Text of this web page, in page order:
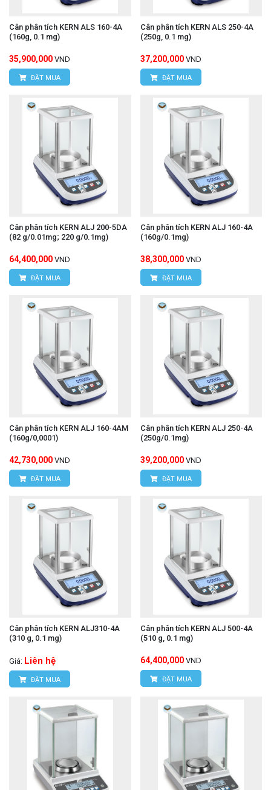
Cân phân tích KERN ALS 160-4A
(160g, 0.1 mg)
35,900,000 VND
ĐẶT MUA
Cân phân tích KERN ALS 250-4A
(250g, 0.1 mg)
37,200,000 VND
ĐẶT MUA
Cân phân tích KERN ALJ 200-5DA
(82 g/0.01mg; 220 g/0.1mg)
64,400,000 VND
ĐẶT MUA
Cân phân tích KERN ALJ 160-4A
(160g/0.1mg)
38,300,000 VND
ĐẶT MUA
Cân phân tích KERN ALJ 160-4AM
(160g/0,0001)
42,730,000 VND
ĐẶT MUA
Cân phân tích KERN ALJ 250-4A
(250g/0.1mg)
39,200,000 VND
ĐẶT MUA
Cân phân tích KERN ALJ310-4A
(310 g, 0.1 mg)
Giá: Liên hệ
ĐẶT MUA
Cân phân tích KERN ALJ 500-4A
(510 g, 0.1 mg)
64,400,000 VND
ĐẶT MUA